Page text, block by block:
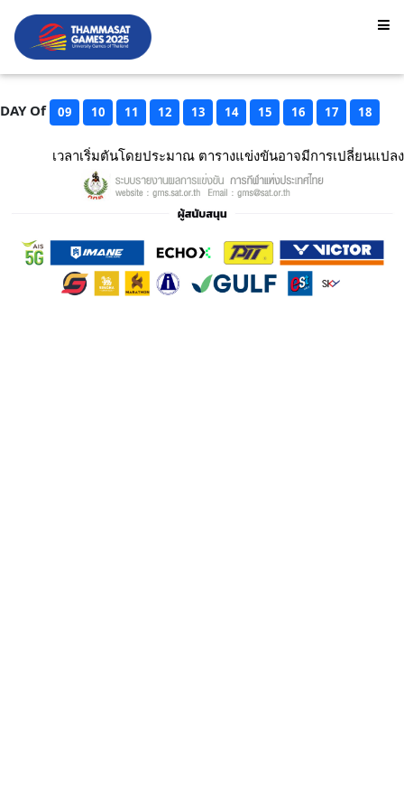
DAY Of 09 10 11 12 13 14 15 16 17 18
เวลาเริ่มตันโดยประมาณ ตารางแข่งขันอาจมีการเปลี่ยนแปลง